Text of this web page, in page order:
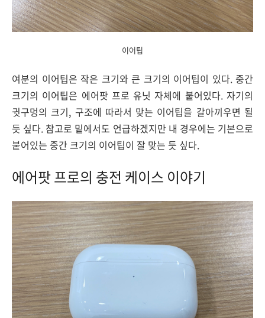
이어팁
여분의 이어팁은 작은 크기와 큰 크기의 이어팁이 있다. 중간
크기의 이어팁은 에어팟 프로 유닛 자체에 붙어있다. 자기의
귓구멍의 크기, 구조에 따라서 맞는 이어팁을 갈아끼우면 될
듯 싶다. 참고로 밑에서도 언급하겠지만 내 경우에는 기본으로
붙어있는 중간 크기의 이어팁이 잘 맞는 듯 싶다.
에어팟 프로의 충전 케이스 이야기